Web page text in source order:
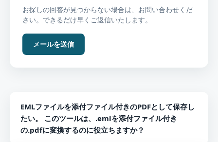
お探しの回答が見つからない場合は、お問い合わせくだ
さい。できるだけ早くご返信いたします。
メールを送信
EMLファイルを添付ファイル付きのPDFとして保存し
たい。 このツールは、.emlを添付ファイル付き
の.pdfに変換するのに役立ちますか？